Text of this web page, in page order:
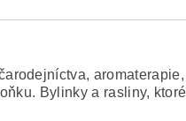
Bylinky a rasliny,